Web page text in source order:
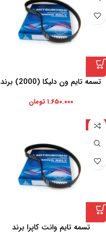
تسمه تایم ون دلیکا (2000) برند
۱.۶۵۰.۰۰۰ تومان
ژاپن
تسمه تایم وانت کاپرا برند